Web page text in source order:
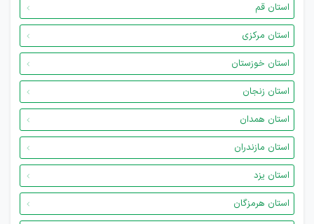
استان قم
استان مرکزی
استان خوزستان
استان زنجان
استان همدان
استان مازندران
استان یزد
استان هرمزگان